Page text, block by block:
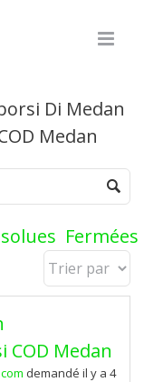
Di Medan
Medan
Fermées
COD Medan
demandé il y a 4